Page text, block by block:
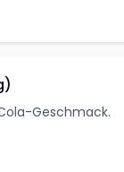
Geschmack.